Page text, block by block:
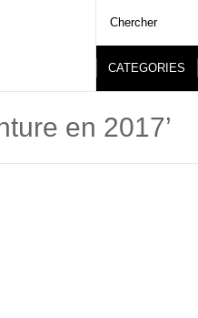
CATEGORIES
en 2017’